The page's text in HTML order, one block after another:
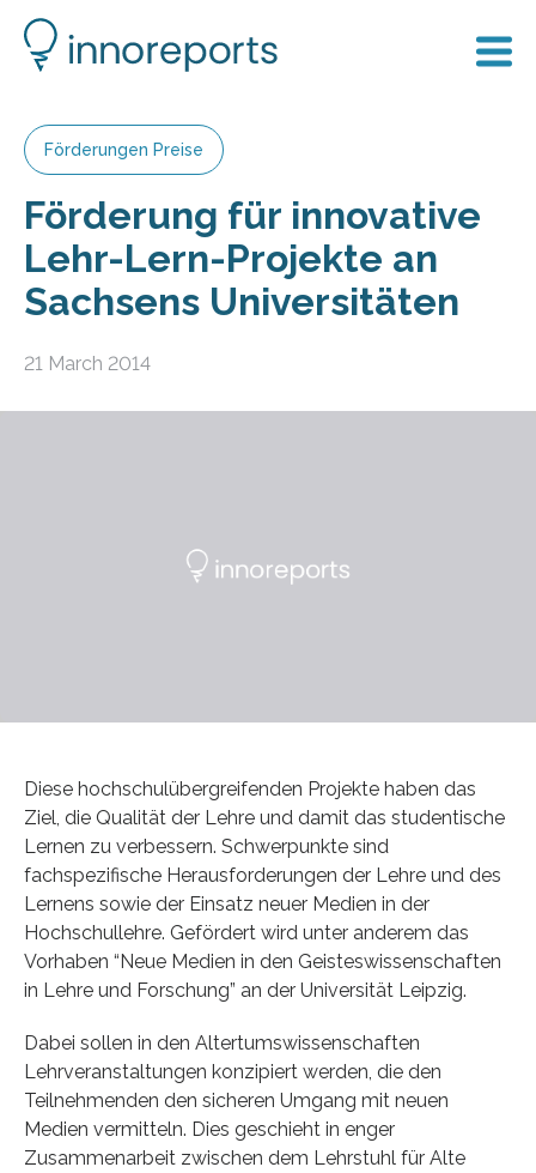
Förderungen Preise
Förderung für innovative
Lehr-Lern-Projekte an
Sachsens Universitäten
21 March 2014
Diese hochschulübergreifenden Projekte haben das
Ziel, die Qualität der Lehre und damit das studentische
Lernen zu verbessern. Schwerpunkte sind
fachspezifische Herausforderungen der Lehre und des
Lernens sowie der Einsatz neuer Medien in der
Hochschullehre. Gefördert wird unter anderem das
Vorhaben “Neue Medien in den Geisteswissenschaften
in Lehre und Forschung” an der Universität Leipzig.
Dabei sollen in den Altertumswissenschaften
Lehrveranstaltungen konzipiert werden, die den
Teilnehmenden den sicheren Umgang mit neuen
Medien vermitteln. Dies geschieht in enger
Zusammenarbeit zwischen dem Lehrstuhl für Alte